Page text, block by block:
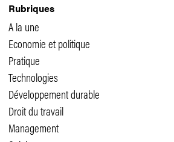
Rubriques
A la une
Economie et politique
Pratique
Technologies
Développement durable
Droit du travail
Management